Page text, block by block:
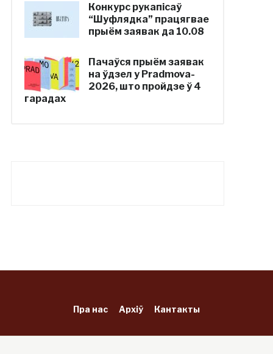
Конкурс рукапісаў
“Шуфлядка” працягвае
прыём заявак да 10.08
Пачаўся прыём заявак
на ўдзел у Pradmova-
2026, што пройдзе ў 4
гарадах
Пра нас Архіў Кантакты